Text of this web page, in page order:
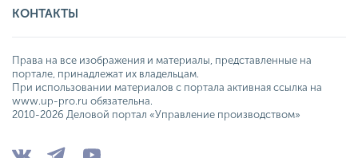
КОНТАКТЫ
Права на все изображения и материалы, представленные на
портале, принадлежат их владельцам.
При использовании материалов с портала активная ссылка на
www.up-pro.ru обязательна.
2010-2026 Деловой портал «Управление производством»